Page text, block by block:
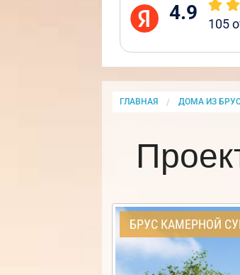
4.9 105
ГЛАВНАЯ ДОМА ИЗ
БРУС КАМЕРНОЙ